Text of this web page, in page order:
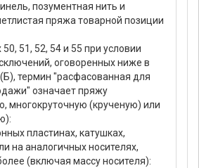
позументная нить и
пряжа товарной позиции
51, 52, 54 и 55 при условии
оговоренных ниже в
термин "расфасованная для
означает пряжу
многокруточную (крученую) или
пластинах, катушках,
на аналогичных носителях,
(включая массу носителя):